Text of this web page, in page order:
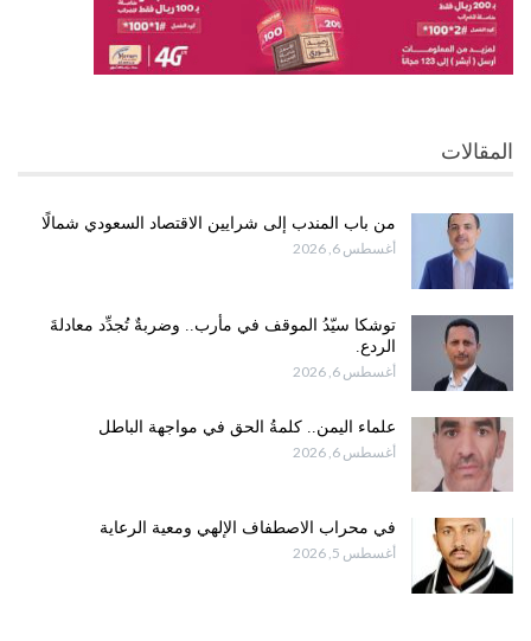
المقالات
من باب المندب إلى شرايين الاقتصاد السعودي شمالًا
أغسطس 6, 2026
توشكا سيّدُ الموقف في مأرب.. وضربةٌ تُجدِّد معادلةَ
الردع.
أغسطس 6, 2026
علماء اليمن.. كلمةُ الحق في مواجهة الباطل
أغسطس 6, 2026
في محراب الاصطفاف الإلهي ومعية الرعاية
أغسطس 5, 2026